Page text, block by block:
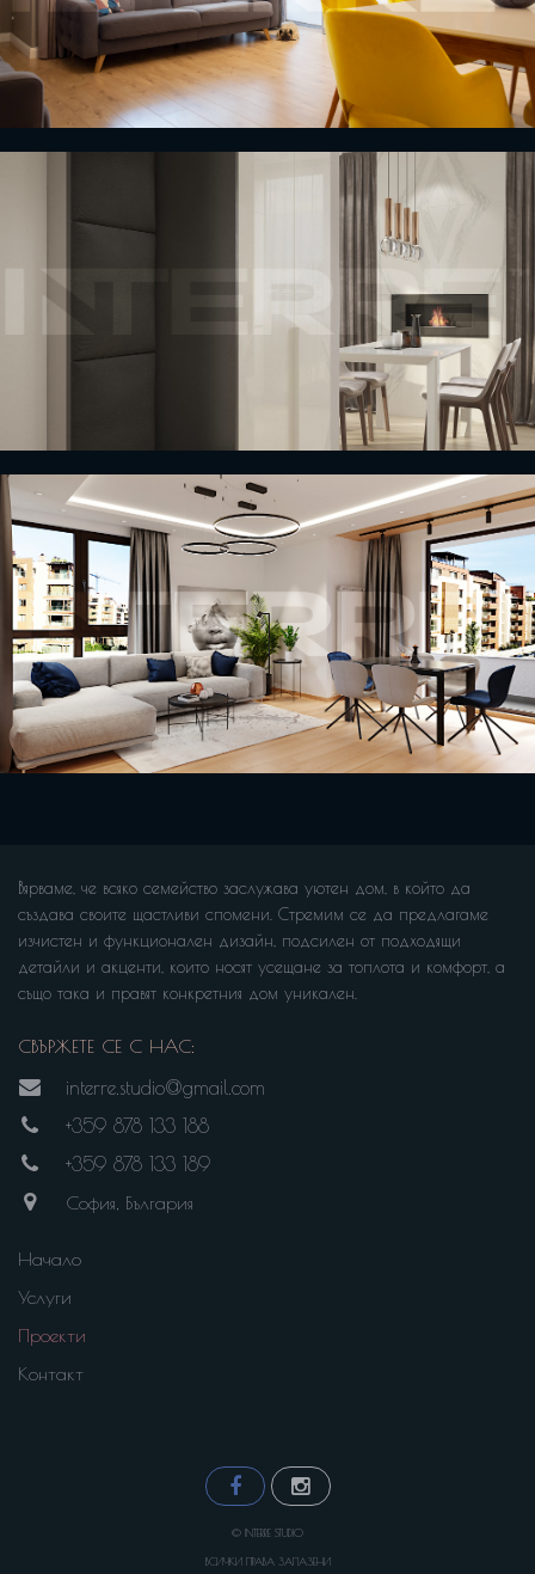
Вярваме, че всяко семейство заслужава уютен дом, в който да
създава своите щастливи спомени. Стремим се да предлагаме
изчистен и функционален дизайн, подсилен от подходящи
детайли и акценти, които носят усещане за топлота и комфорт, а
също така и правят конкретния дом уникален.
СВЪРЖЕТЕ СЕ С НАС:
interre.studio@gmail.com
+359 878 133 188
+359 878 133 189
София, България
Начало
Услуги
Проекти
Контакт
© INTERRE STUDIO
ВСИЧКИ ПРАВА ЗАПАЗЕНИ